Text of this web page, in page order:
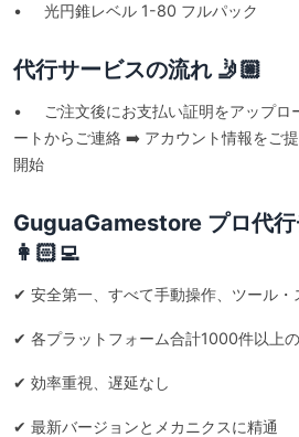
• 光円錐レベル 1-80 フルパック
代行サービスの流れ 🤳🏼
• ご注文後にお支払い証明をアップ
ートからご連絡 ➡️ アカウント情報をご
開始
GuguaGamestore プロ代
👩🏻‍💻
✔ 安全第一、すべて手動操作、ツール・
✔ 各プラットフォーム合計1000件以上
✔ 効率重視、遅延なし
✔ 最新バージョンとメカニクスに精通